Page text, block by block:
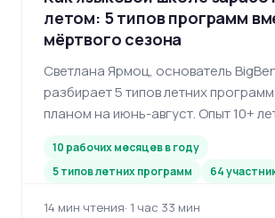
летом: 5 типов программ
мёртвого сезона
Светлана Ярмоц, основатель
разбирает 5 типов летних
планом на июнь-август. Опыт 10+
10 рабочих месяцев в году
5 типов летних программ
64
14 мин чтения· 1 час 33 мин